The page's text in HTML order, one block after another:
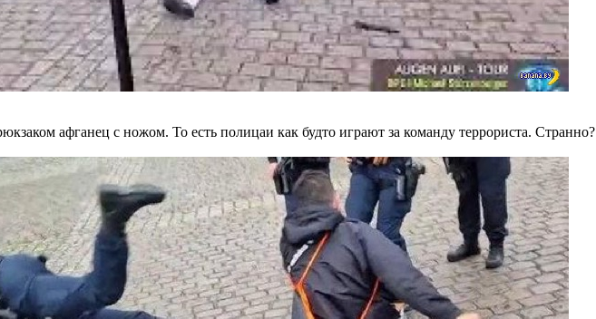
афганец с ножом. То есть полицаи как будто играют за команду террориста. Странно?